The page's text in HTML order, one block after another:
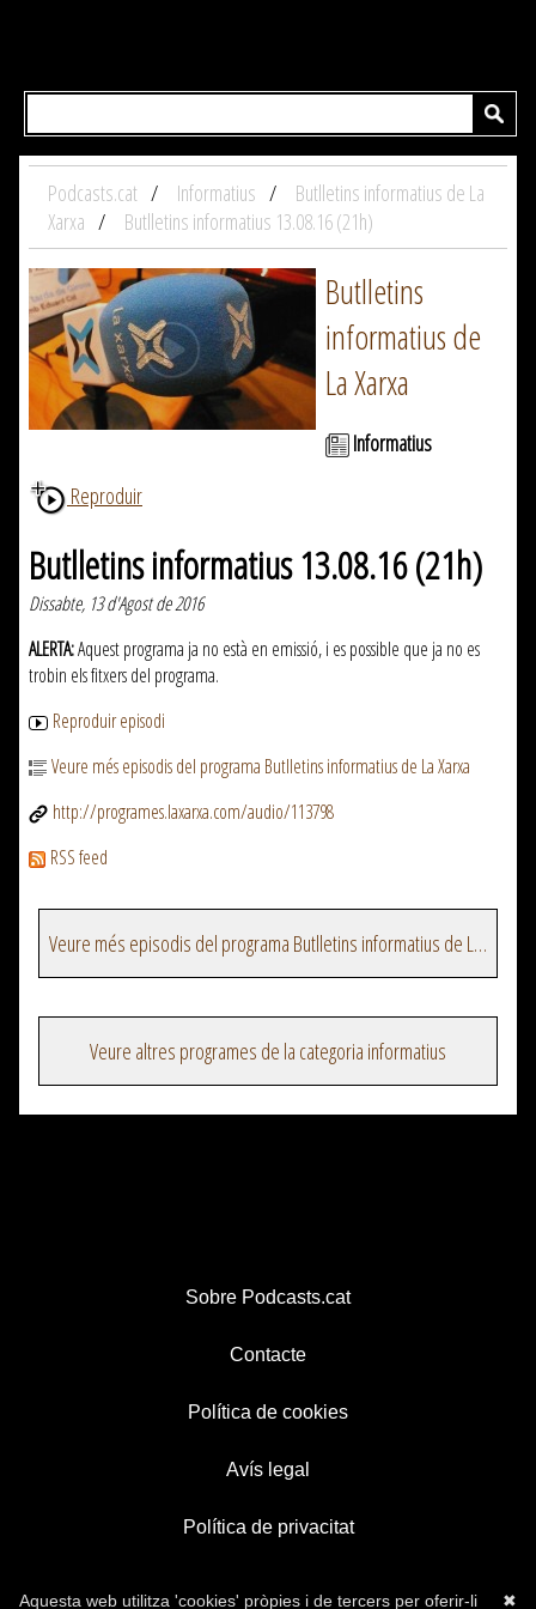
Podcasts.cat Informatius
Butlletins informatius de La
Xarxa
Butlletins informatius 13.08.16 (21h)
Butlletins
informatius de
La Xarxa
Informatius
Reproduir
Butlletins informatius 13.08.16 (21h)
Dissabte, 13 d'Agost de 2016
ALERTA:Aquest programa ja no està en emissió, i es possible que ja no es
trobin els fitxers del programa.
Reproduir episodi
Veure més episodis del programa Butlletins informatius de La Xarxa
http://programes.laxarxa.com/audio/113798
RSS feed
Veure més episodis del programa Butlletins informatius de La Xarxa
Veure altres programes de la categoria informatius
Sobre Podcasts.cat
Contacte
Política de cookies
Avís legal
Política de privacitat
✖
Aquesta web utilitza 'cookies' pròpies i de tercers per oferir-li